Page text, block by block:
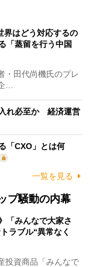
はどう対応するの
「蒸留を行う中国
・田代尚機氏のプレ
…
れ必至か 経済運営
「CXO」とは何
一覧を見る
プ騒動の内幕
「みんなで大家さ
ラブル“異常なく
投資商品「みんなで